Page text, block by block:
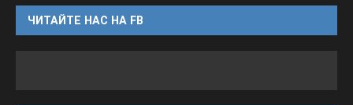
ЧИТАЙТЕ НАС НА FB